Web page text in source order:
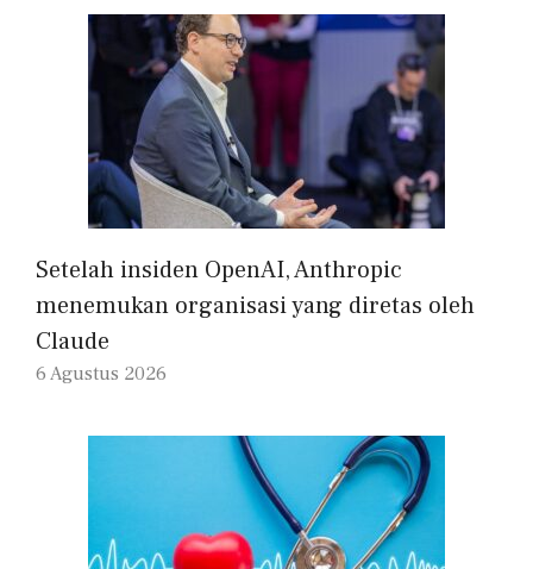
Setelah insiden OpenAI, Anthropic
menemukan organisasi yang diretas oleh
Claude
6 Agustus 2026